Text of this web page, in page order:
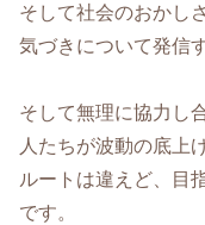
そして社会のおかし
気づきについて発信
そして無理に協力し
人たちが波動の底上
ルートは違えど、目
です。